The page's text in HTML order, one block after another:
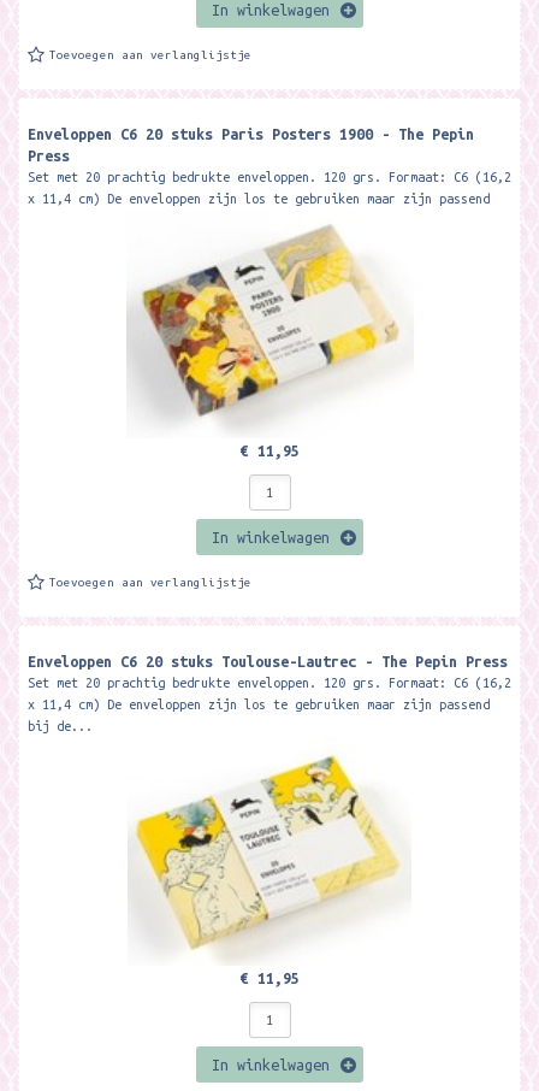
In winkelwagen
Toevoegen aan verlanglijstje
Enveloppen C6 20 stuks Paris Posters 1900 - The Pepin
Press
Set met 20 prachtig bedrukte enveloppen. 120 grs. Formaat: C6 (16,2
x 11,4 cm) De enveloppen zijn los te gebruiken maar zijn passend
€ 11,95
In winkelwagen
Toevoegen aan verlanglijstje
Enveloppen C6 20 stuks Toulouse-Lautrec - The Pepin Press
Set met 20 prachtig bedrukte enveloppen. 120 grs. Formaat: C6 (16,2
x 11,4 cm) De enveloppen zijn los te gebruiken maar zijn passend
bij de...
€ 11,95
In winkelwagen